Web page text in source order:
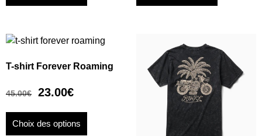
T-shirt Forever Roaming
45.00€ 23.00€
Choix des options